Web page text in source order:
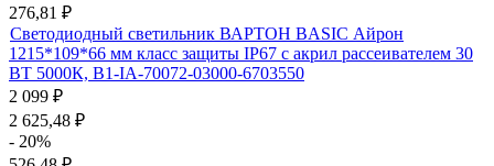
276,81 ₽
Светодиодный светильник ВАРТОН BASIC Айрон
1215*109*66 мм класс защиты IP67 с акрил рассеивателем 30
ВТ 5000К, B1-IA-70072-03000-6703550
2 099 ₽
2 625,48 ₽
- 20%